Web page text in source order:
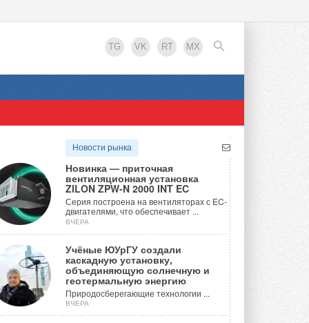
TG VK RT MX
EN
Новости рынка
Новинка — приточная
вентиляционная установка
ZILON ZPW-N 2000 INT EC
Серия построена на вентиляторах с EC-
двигателями, что обеспечивает ...
ВЧЕРА
Учёные ЮУрГУ создали
каскадную установку,
объединяющую солнечную и
геотермальную энергию
Природосберегающие технологии ...
ВЧЕРА